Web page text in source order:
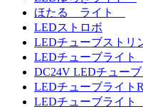
ほたる ライト
LEDストロボ
LEDチューブストリ
LEDチューブライト
DC24V LEDチュー
LEDチューブライト
LEDチューブライト